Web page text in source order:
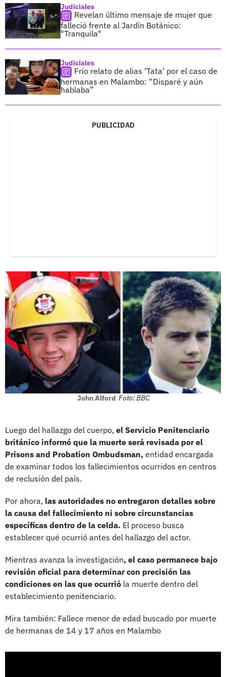
Judiciales
Revelan último mensaje de mujer que
falleció frente al Jardín Botánico:
"Tranquila"
Judiciales
Frío relato de alias ‘Tata’ por el caso de
hermanas en Malambo: “Disparé y aún
hablaba”
PUBLICIDAD
John Alford Foto: BBC
Luego del hallazgo del cuerpo, el Servicio Penitenciario
británico informó que la muerte será revisada por el
Prisons and Probation Ombudsman, entidad encargada
de examinar todos los fallecimientos ocurridos en centros
de reclusión del país.
Por ahora, las autoridades no entregaron detalles sobre
la causa del fallecimiento ni sobre circunstancias
específicas dentro de la celda. El proceso busca
establecer qué ocurrió antes del hallazgo del actor.
Mientras avanza la investigación, el caso permanece bajo
revisión oficial para determinar con precisión las
condiciones en las que ocurrió la muerte dentro del
establecimiento penitenciario.
Mira también: Fallece menor de edad buscado por muerte
de hermanas de 14 y 17 años en Malambo